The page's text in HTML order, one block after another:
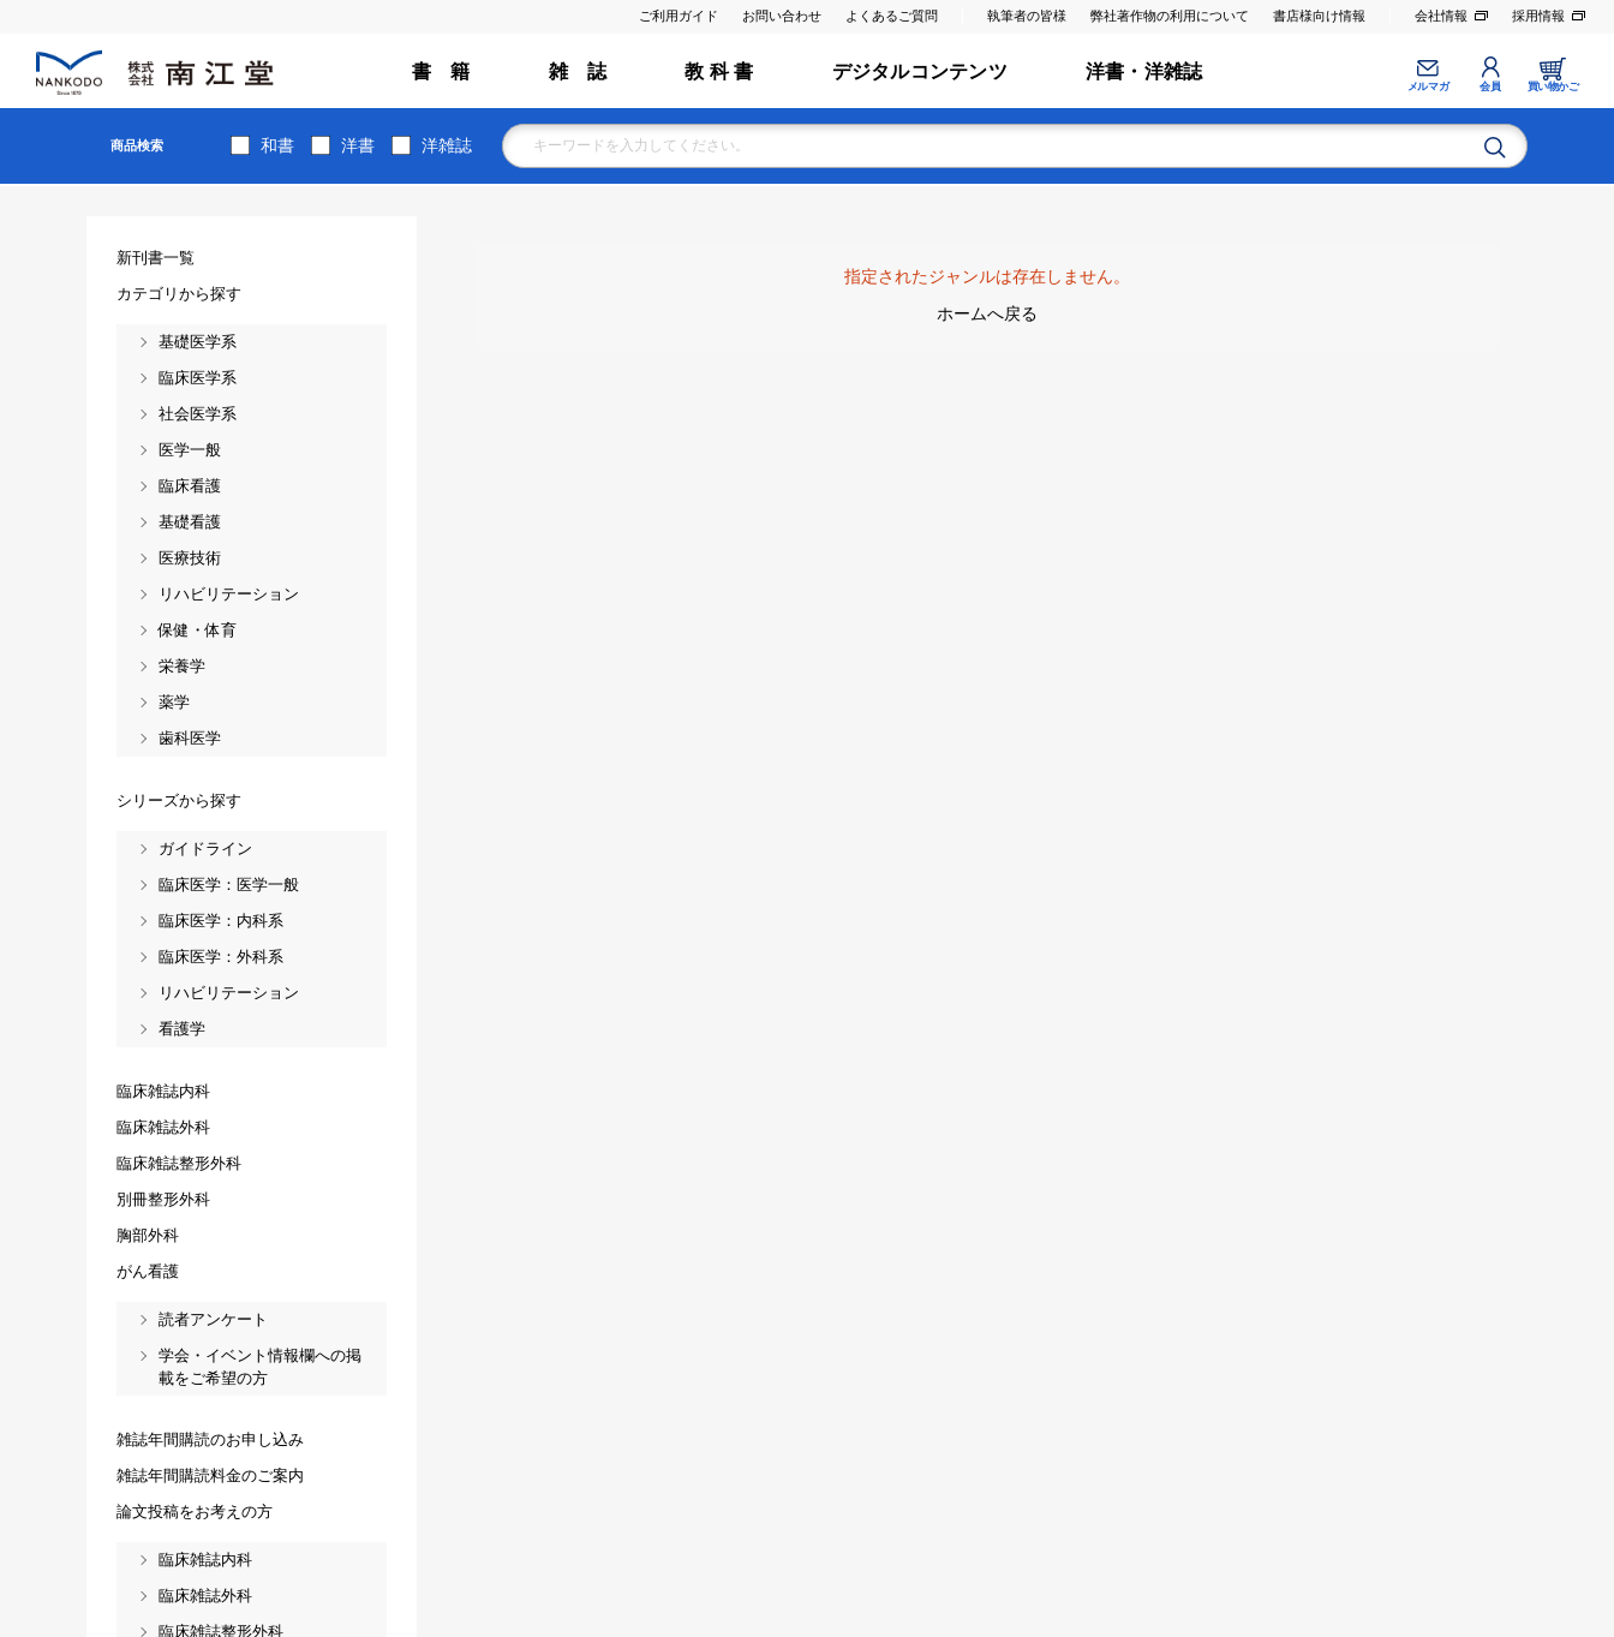
ご利用ガイド お問い合わせ よくあるご質問 執筆者の皆様 弊社著作物の利用について 書店様向け情報 会社情報 採用情報
書 籍 雑 誌 教 科 書 デジタルコンテンツ 洋書・洋雑誌
メルマガ 会員 買い物かご
商品検索 和書 洋書 洋雑誌
指定されたジャンルは存在しません。
ホームへ戻る
新刊書一覧
カテゴリから探す
基礎医学系
臨床医学系
社会医学系
医学一般
臨床看護
基礎看護
医療技術
リハビリテーション
保健・体育
栄養学
薬学
歯科医学
シリーズから探す
ガイドライン
臨床医学：医学一般
臨床医学：内科系
臨床医学：外科系
リハビリテーション
看護学
臨床雑誌内科
臨床雑誌外科
臨床雑誌整形外科
別冊整形外科
胸部外科
がん看護
読者アンケート
学会・イベント情報欄への掲
載をご希望の方
雑誌年間購読のお申し込み
雑誌年間購読料金のご案内
論文投稿をお考えの方
臨床雑誌内科
臨床雑誌外科
臨床雑誌整形外科